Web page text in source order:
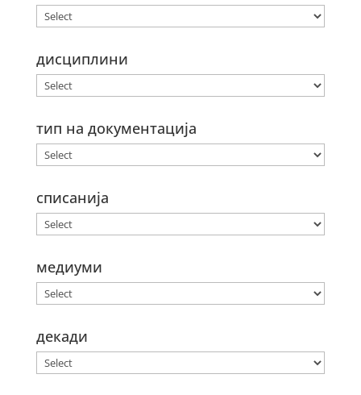
дисциплини
тип на документација
списанија
медиуми
декади